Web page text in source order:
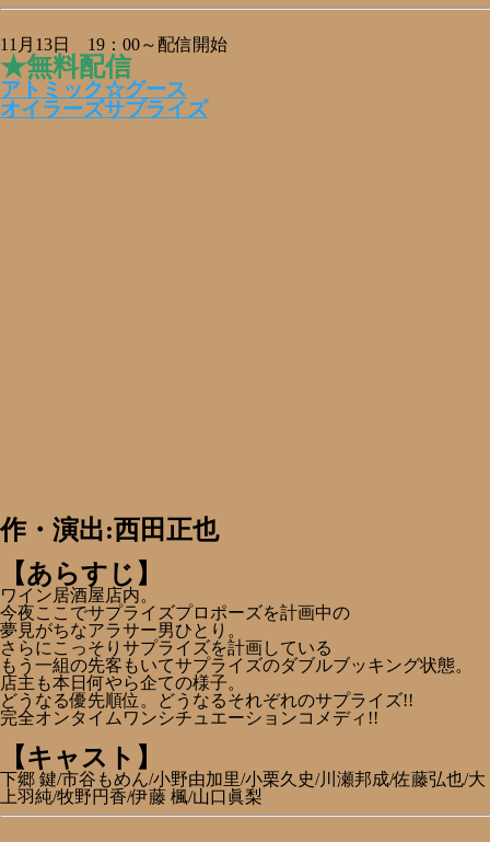
11月13日 19：00～配信開始
★無料配信
アトミック☆グース
オイラーズサプライズ
作・演出:西田正也
【あらすじ】
ワイン居酒屋店内。
今夜ここでサプライズプロポーズを計画中の
夢見がちなアラサー男ひとり。
さらにこっそりサプライズを計画している
もう一組の先客もいてサプライズのダブルブッキング状態。
店主も本日何やら企ての様子。
どうなる優先順位。どうなるそれぞれのサプライズ!!
完全オンタイムワンシチュエーションコメディ!!
【キャスト】
下郷 鍵/市谷もめん/小野由加里/小栗久史/川瀬邦成/佐藤弘也/大
上羽純/牧野円香/伊藤 楓/山口眞梨